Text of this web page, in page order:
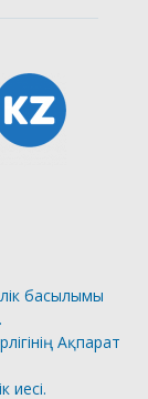
басылымы
Ақпарат
иесі.